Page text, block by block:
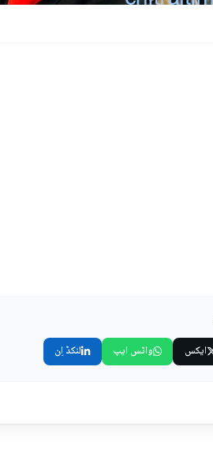
ایکس واٹس ایپ لنکڈ اِن